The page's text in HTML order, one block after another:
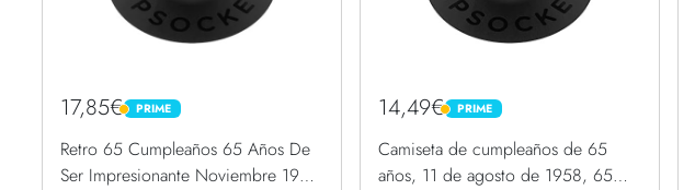
17,85€ PRIME
PRIME
Retro 65 Cumpleaños 65 Años De
Ser Impresionante Noviembre 1959
14,49€ PRIME
PRIME
Camiseta de cumpleaños de 65
años, 11 de agosto de 1958, 65